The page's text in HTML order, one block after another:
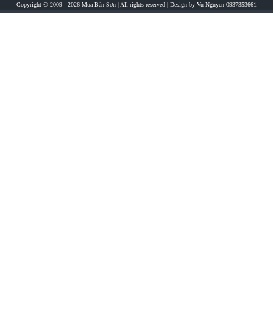
Copyright © 2009 - 2026 Mua Bán Sơn | All rights reserved | Design by Vu Nguyen 0937353661